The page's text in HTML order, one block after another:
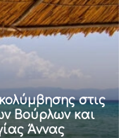
στις
Βούρλων και
Άννας